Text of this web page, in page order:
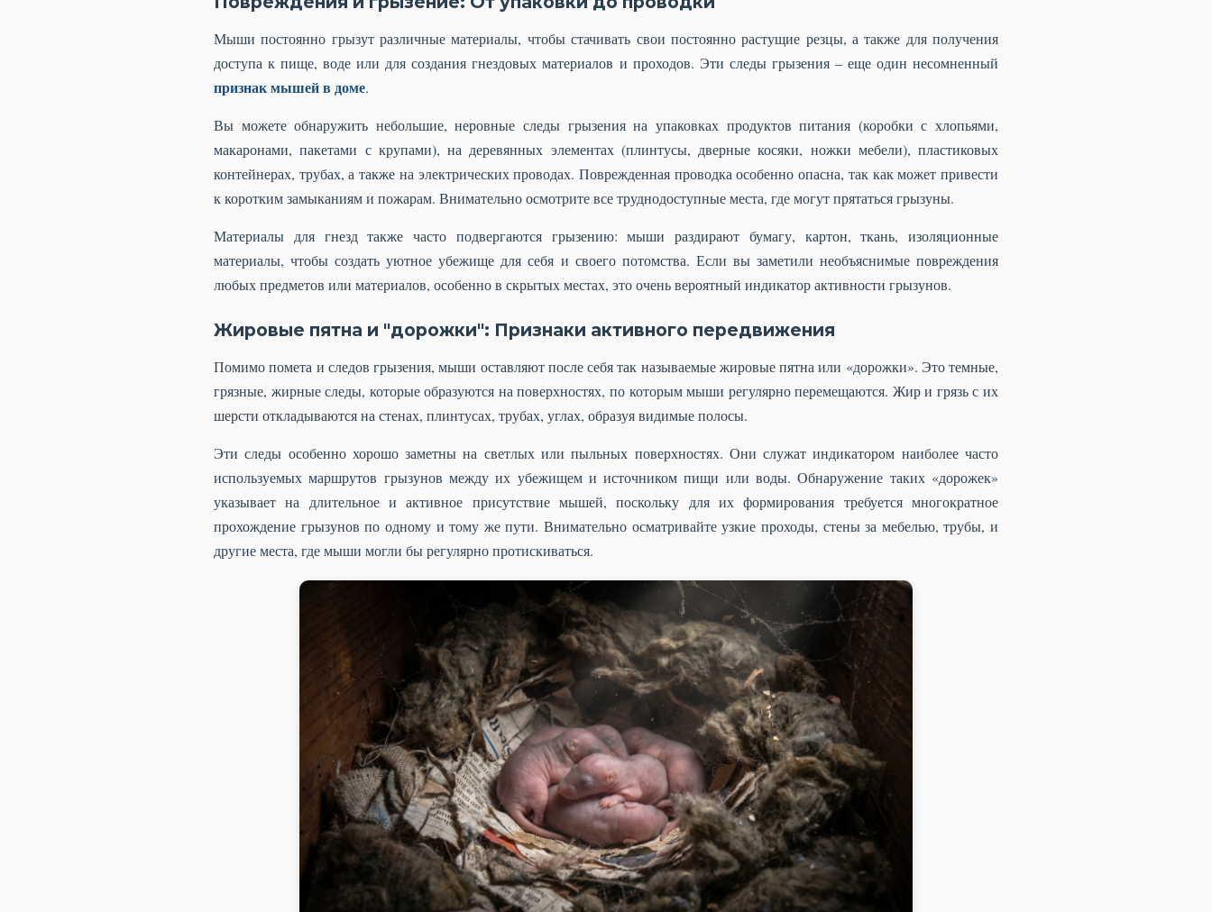
Мыши постоянно грызут различные материалы, чтобы стачивать свои постоянно растущие резцы, а также для получения
доступа к пище, воде или для создания гнездовых материалов и проходов. Эти следы грызения – еще один несомненный
признак мышей в доме.
Вы можете обнаружить небольшие, неровные следы грызения на упаковках продуктов питания (коробки с хлопьями,
макаронами, пакетами с крупами), на деревянных элементах (плинтусы, дверные косяки, ножки мебели), пластиковых
контейнерах, трубах, а также на электрических проводах. Поврежденная проводка особенно опасна, так как может привести
к коротким замыканиям и пожарам. Внимательно осмотрите все труднодоступные места, где могут прятаться грызуны.
Материалы для гнезд также часто подвергаются грызению: мыши раздирают бумагу, картон, ткань, изоляционные
материалы, чтобы создать уютное убежище для себя и своего потомства. Если вы заметили необъяснимые повреждения
любых предметов или материалов, особенно в скрытых местах, это очень вероятный индикатор активности грызунов.
Жировые пятна и "дорожки": Признаки активного передвижения
Помимо помета и следов грызения, мыши оставляют после себя так называемые жировые пятна или «дорожки». Это темные,
грязные, жирные следы, которые образуются на поверхностях, по которым мыши регулярно перемещаются. Жир и грязь с их
шерсти откладываются на стенах, плинтусах, трубах, углах, образуя видимые полосы.
Эти следы особенно хорошо заметны на светлых или пыльных поверхностях. Они служат индикатором наиболее часто
используемых маршрутов грызунов между их убежищем и источником пищи или воды. Обнаружение таких «дорожек»
указывает на длительное и активное присутствие мышей, поскольку для их формирования требуется многократное
прохождение грызунов по одному и тому же пути. Внимательно осматривайте узкие проходы, стены за мебелью, трубы, и
другие места, где мыши могли бы регулярно протискиваться.